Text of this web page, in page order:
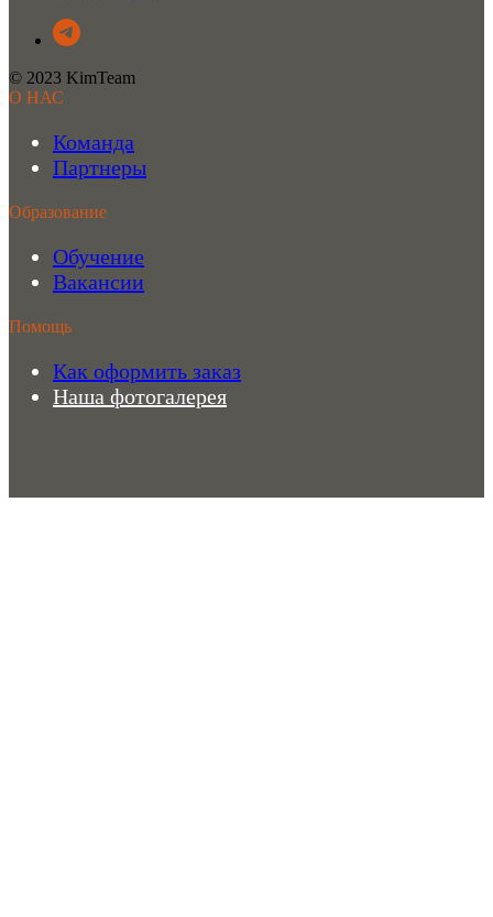
© 2023 KimTeam
О НАС
Команда
Партнеры
Образование
Обучение
Вакансии
Помощь
Как оформить заказ
Наша фотогалерея